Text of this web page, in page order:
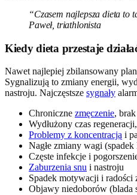
“Czasem najlepsza dieta
Paweł, triathlonista
Kiedy dieta przestaje
Nawet najlepiej zbilansowany plan
Sygnalizują to zmiany energii,
nastroju. Najczęstsze sygnały
Chroniczne zmęczenie,
Wydłużony czas
Problemy z koncentracją i
Nagłe zmiany wagi
Częste infekcje i
Zaburzenia snu i nastroju
Spadek motywacji i radości
Objawy niedoborów (blada